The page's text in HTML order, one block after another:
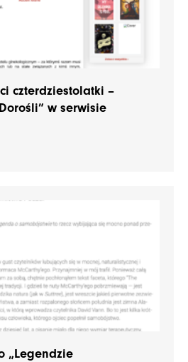
czterdziestolatki –
w serwisie
„Legendzie